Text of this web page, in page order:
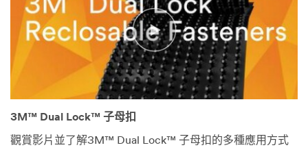
3M™ Dual Lock™ 子母扣
觀賞影片並了解3M™ Dual Lock™ 子母扣的多種應用方式